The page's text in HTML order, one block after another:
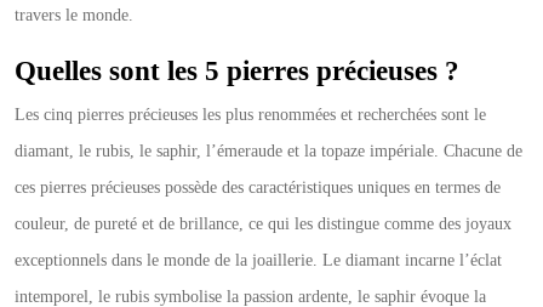
travers le monde.
Quelles sont les 5 pierres précieuses ?
Les cinq pierres précieuses les plus renommées et recherchées sont le
diamant, le rubis, le saphir, l’émeraude et la topaze impériale. Chacune de
ces pierres précieuses possède des caractéristiques uniques en termes de
couleur, de pureté et de brillance, ce qui les distingue comme des joyaux
exceptionnels dans le monde de la joaillerie. Le diamant incarne l’éclat
intemporel, le rubis symbolise la passion ardente, le saphir évoque la